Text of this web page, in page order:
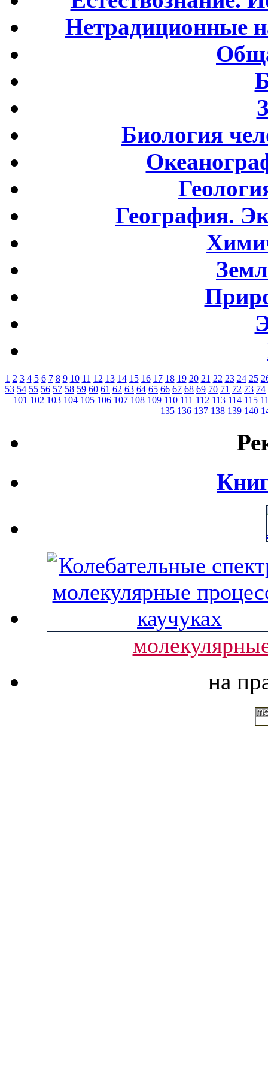
Нетрадиционные
Биология
География.
1 2 3 4 5 6 7 8 9 10 11 12 13 14 15 16 17 18 19 20 21 22 23 24 25
53 54 55 56 57 58 59 60 61 62 63 64 65 66 67 68 69 70 71 72 73 74
101 102 103 104 105 106 107 108 109 110 111 112 113 114 115
135 136 137 138 139 140
на